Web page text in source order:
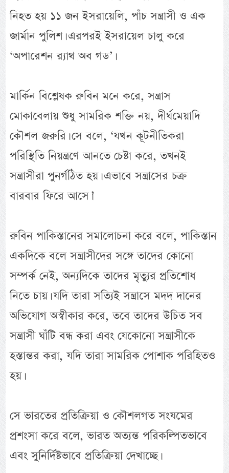
নিহত হয় ১১ জন ইসরায়েলি, পাঁচ সন্ত্রাসী ও এক
জার্মান পুলিশ। এরপরই ইসরায়েল চালু করে
‘অপারেশন র‌্যাথ অব গড’।
মার্কিন বিশ্লেষক রুবিন মনে করে, সন্ত্রাস
মোকাবেলায় শুধু সামরিক শক্তি নয়, দীর্ঘমেয়াদি
কৌশল জরুরি। সে বলে, ‘যখন কূটনীতিকরা
পরিস্থিতি নিয়ন্ত্রণে আনতে চেষ্টা করে, তখনই
সন্ত্রাসীরা পুনর্গঠিত হয়। এভাবে সন্ত্রাসের চক্র
বারবার ফিরে আসে।’
রুবিন পাকিস্তানের সমালোচনা করে বলে, পাকিস্তান
একদিকে বলে সন্ত্রাসীদের সঙ্গে তাদের কোনো
সম্পর্ক নেই, অন্যদিকে তাদের মৃত্যুর প্রতিশোধ
নিতে চায়। যদি তারা সত্যিই সন্ত্রাসে মদদ দানের
অভিযোগ অস্বীকার করে, তবে তাদের উচিত সব
সন্ত্রাসী ঘাঁটি বন্ধ করা এবং যেকোনো সন্ত্রাসীকে
হস্তান্তর করা, যদি তারা সামরিক পোশাক পরিহিতও
হয়।
সে ভারতের প্রতিক্রিয়া ও কৌশলগত সংযমের
প্রশংসা করে বলে, ভারত অত্যন্ত পরিকল্পিতভাবে
এবং সুনির্দিষ্টভাবে প্রতিক্রিয়া দেখাচ্ছে।